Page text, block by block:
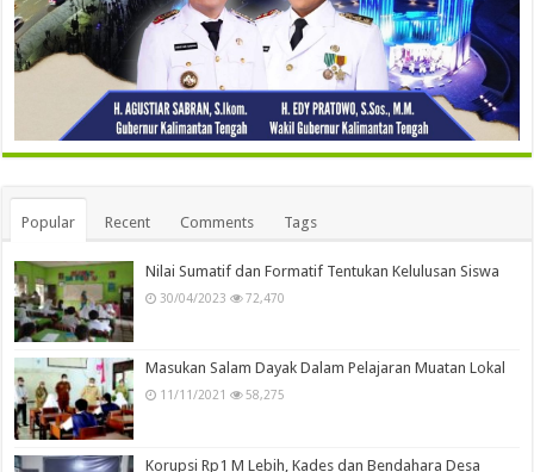
Popular Recent Comments Tags
Nilai Sumatif dan Formatif Tentukan Kelulusan Siswa
30/04/2023 72,470
Masukan Salam Dayak Dalam Pelajaran Muatan Lokal
11/11/2021 58,275
Korupsi Rp1 M Lebih, Kades dan Bendahara Desa